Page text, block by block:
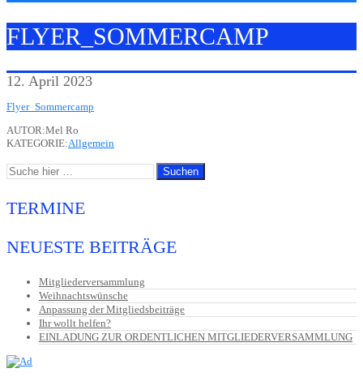
FLYER_SOMMERCAMP
12. April 2023
Flyer_Sommercamp
AUTOR:Mel Ro
KATEGORIE:Allgemein
TERMINE
NEUESTE BEITRÄGE
Mitgliederversammlung
Weihnachtswünsche
Anpassung der Mitgliedsbeiträge
Ihr wollt helfen?
EINLADUNG ZUR ORDENTLICHEN MITGLIEDERVERSAMMLUNG